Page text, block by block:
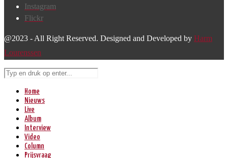
Instagram
Flickr
@2023 - All Right Reserved. Designed and Developed by Harm
Lourenssen
Home
Nieuws
Live
Album
Interview
Video
Column
Prijsvraag